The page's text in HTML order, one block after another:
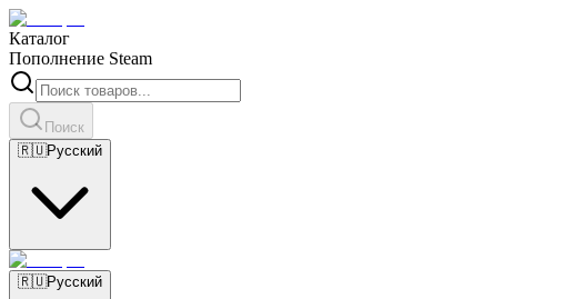
Каталог
Пополнение Steam
Поиск
🇷🇺Русский
🇷🇺Русский